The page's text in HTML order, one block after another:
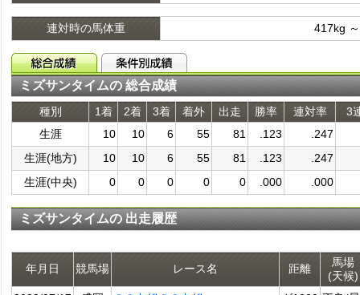
連対時の馬体重 417kg
ミズサンタイムの 総合成績
種別 1着 2着 3着 着外 出走 勝率 連対率
3
生涯
10 10 6 55 81 .123
.247
生涯(地方)
10 10 6 55 81 .123
.247
生涯(中央)
0 0 0 0 0 .000 .000
ミズサンタイムの 出走履歴
年月日 競馬場 レース名 距離
馬場
(天候)